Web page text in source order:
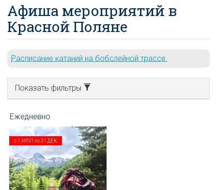
Афиша мероприятий в
Красной Поляне
Расписание катаний на бобслейной трассе.
Показать фильтры
с 1 ИЮЛ по31 ДЕК